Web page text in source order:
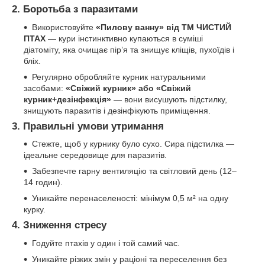
2. Боротьба з паразитами
Використовуйте «Пилову ванну» від ТМ ЧИСТИЙ
ПТАХ — кури інстинктивно купаються в суміші
діатоміту, яка очищає пір’я та знищує кліщів, пухоїдів і
бліх.
Регулярно обробляйте курник натуральними
засобами: «Свіжий курник» або «Свіжий
курник+дезінфекція» — вони висушують підстилку,
знищують паразитів і дезінфікують приміщення.
3. Правильні умови утримання
Стежте, щоб у курнику було сухо. Сира підстилка —
ідеальне середовище для паразитів.
Забезпечте гарну вентиляцію та світловий день (12–
14 годин).
Уникайте перенаселеності: мінімум 0,5 м² на одну
курку.
4. Зниження стресу
Годуйте птахів у один і той самий час.
Уникайте різких змін у раціоні та переселення без